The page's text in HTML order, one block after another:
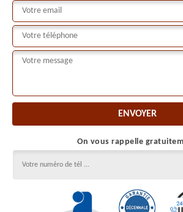
On vous rappelle